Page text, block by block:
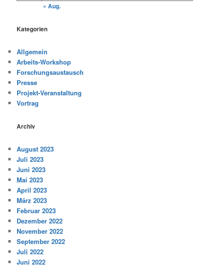
« Aug.
Kategorien
Allgemein
Arbeits-Workshop
Forschungsaustausch
Presse
Projekt-Veranstaltung
Vortrag
Archiv
August 2023
Juli 2023
Juni 2023
Mai 2023
April 2023
März 2023
Februar 2023
Dezember 2022
November 2022
September 2022
Juli 2022
Juni 2022